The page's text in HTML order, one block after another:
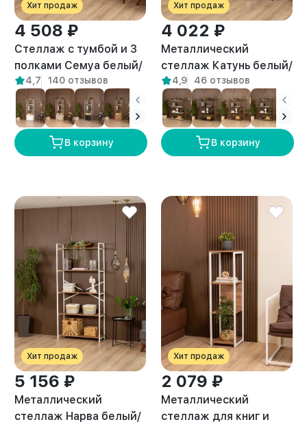
Хит продаж
4 508 ₽
Стеллаж с тумбой и 3
полками Семуа белый/
амаретто
4,7 140 отзывов
В корзину
Хит продаж
4 022 ₽
Металлический
стеллаж Катунь белый/
амаретто
4,9 46 отзывов
В корзину
Хит продаж
5 156 ₽
Металлический
стеллаж Нарва белый/
Хит продаж
2 079 ₽
Металлический
стеллаж для книг и